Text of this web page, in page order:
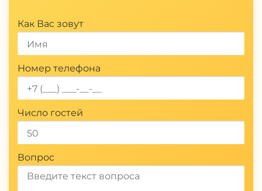
Как Вас зовут
Номер телефона
Вопрос
Число гостей